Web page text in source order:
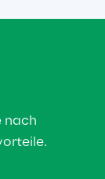
nach